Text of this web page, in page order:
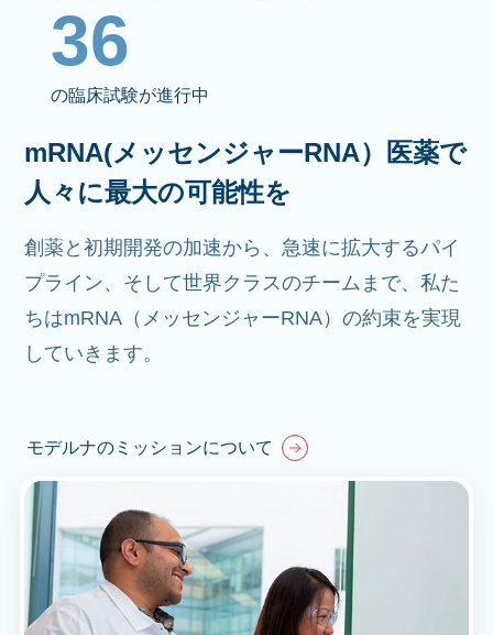
36
の臨床試験が進行中
mRNA(メッセンジャーRNA）医薬で
人々に最大の可能性を
創薬と初期開発の加速から、急速に拡大するパイ
プライン、そして世界クラスのチームまで、私た
ちはmRNA（メッセンジャーRNA）の約束を実現
していきます。
モデルナのミッションについて